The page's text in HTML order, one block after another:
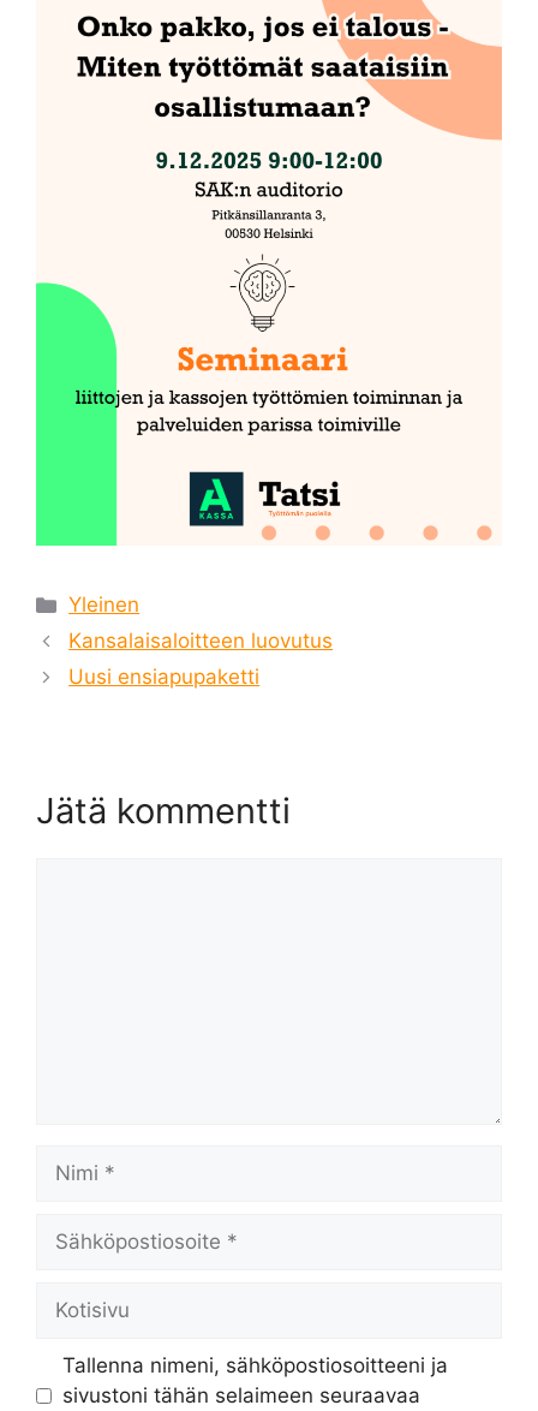
Kategoriat
Yleinen
Kansalaisaloitteen luovutus
Uusi ensiapupaketti
Jätä kommentti
Nimi
Sähköpostiosoite
Kotisivu
Tallenna nimeni, sähköpostiosoitteeni ja
sivustoni tähän selaimeen seuraavaa